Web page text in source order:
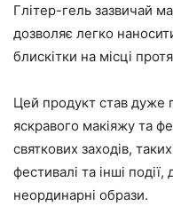
Глітер-гель зазвичай
дозволяє легко
блискітки на місці
Цей продукт став дуже
яскравого макіяжу та
святкових заходів,
фестивалі та інші
неординарні образи.